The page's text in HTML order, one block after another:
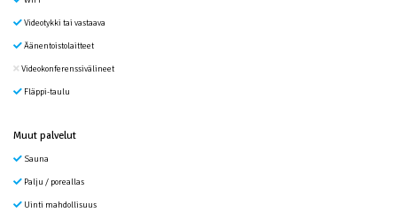
Videotykki tai vastaava
Äänentoistolaitteet
Videokonferenssivälineet
Fläppi-taulu
Muut palvelut
Sauna
Palju / poreallas
Uinti mahdollisuus